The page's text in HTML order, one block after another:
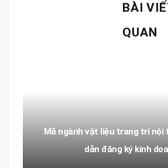
BÀI
QUAN
Mã ngành vật liệu trang trí nội
dẫn đăng ký kinh